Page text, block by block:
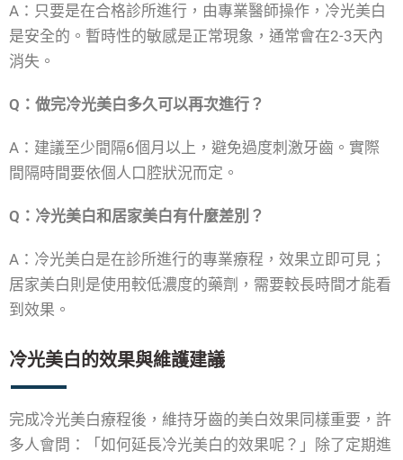
A：只要是在合格診所進行，由專業醫師操作，冷光美白
是安全的。暫時性的敏感是正常現象，通常會在2-3天內
消失。
Q：做完冷光美白多久可以再次進行？
A：建議至少間隔6個月以上，避免過度刺激牙齒。實際
間隔時間要依個人口腔狀況而定。
Q：冷光美白和居家美白有什麼差別？
A：冷光美白是在診所進行的專業療程，效果立即可見；
居家美白則是使用較低濃度的藥劑，需要較長時間才能看
到效果。
冷光美白的效果與維護建議
完成冷光美白療程後，維持牙齒的美白效果同樣重要，許
多人會問：「如何延長冷光美白的效果呢？」除了定期進